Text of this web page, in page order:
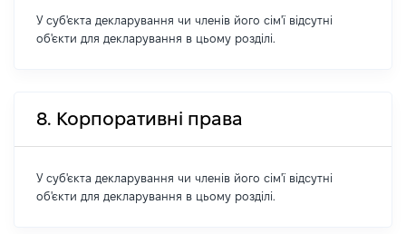
У суб'єкта декларування чи членів його сім'ї відсутні
об'єкти для декларування в цьому розділі.
8. Корпоративні права
У суб'єкта декларування чи членів його сім'ї відсутні
об'єкти для декларування в цьому розділі.